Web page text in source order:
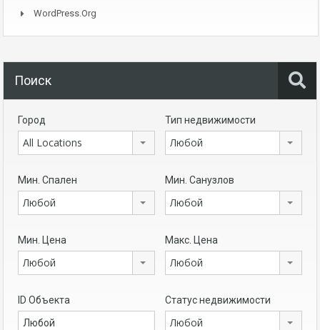
WordPress.org
Поиск
Город
All Locations
Тип недвижимости
Любой
Мин. Спален
Любой
Мин. Санузлов
Любой
Мин. Цена
Любой
Макс. Цена
Любой
ID Объекта Статус недвижимости
Любой